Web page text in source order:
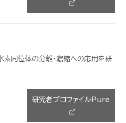
素同位体の分離・濃縮への応用を研
研究者プロファイルPure